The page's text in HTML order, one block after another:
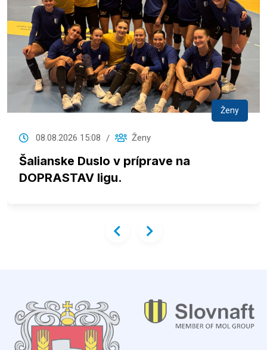
Ženy
08.08.2026 15:08 Ženy
Šalianske Duslo v príprave na
DOPRASTAV ligu.